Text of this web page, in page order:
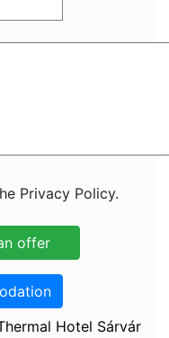
Privacy Policy.
Hotel Sárvár